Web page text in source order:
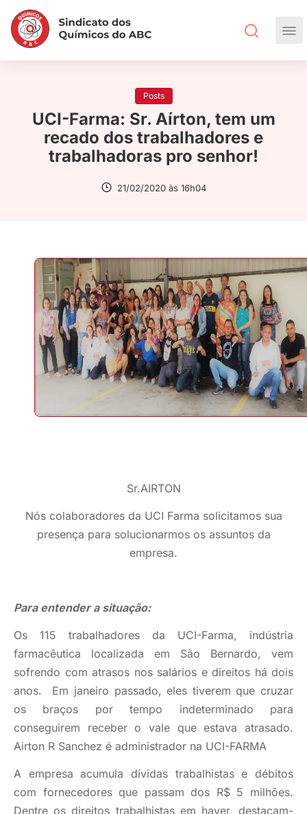
Posts
UCI-Farma: Sr. Aírton, tem um
recado dos trabalhadores e
trabalhadoras pro senhor!
21/02/2020 às 16h04
Sr.AIRTON
Nós colaboradores da UCI Farma solicitamos sua
presença para solucionarmos os assuntos da
empresa.
Para entender a situação:
Os 115 trabalhadores da UCI-Farma, indústria
farmacêutica localizada em São Bernardo, vem
sofrendo com atrasos nos salários e direitos há dois
anos. Em janeiro passado, eles tiverem que cruzar
os braços por tempo indeterminado para
conseguirem receber o vale que estava atrasado.
Airton R Sanchez é administrador na UCI-FARMA
A empresa acumula dívidas trabalhistas e débitos
com fornecedores que passam dos R$ 5 milhões.
Dentre os direitos trabalhistas em haver, destacam-